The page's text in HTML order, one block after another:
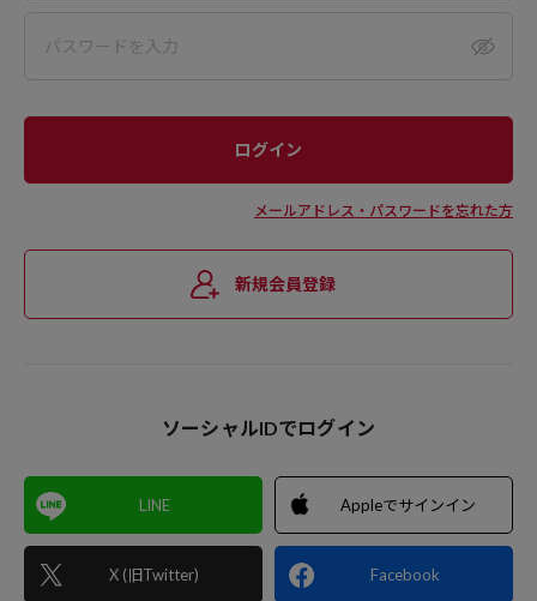
メールアドレス・パスワードを忘れた方
新規会員登録
ソーシャルIDでログイン
LINE
X (旧Twitter)
Appleでサインイン
Facebook